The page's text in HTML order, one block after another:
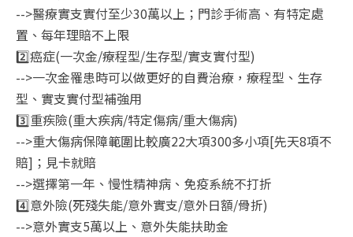
-->醫療實支實付至少30萬以上；門診手術高、有特定處
置、每年理賠不上限
2️⃣癌症(一次金/療程型/生存型/實支實付型)
-->一次金罹患時可以做更好的自費治療，療程型、生存
型、實支實付型補強用
3️⃣重疾險(重大疾病/特定傷病/重大傷病)
-->重大傷病保障範圍比較廣22大項300多小項[先天8項不
賠]；見卡就賠
-->選擇第一年、慢性精神病、免疫系統不打折
4️⃣意外險(死殘失能/意外實支/意外日額/骨折)
-->意外實支5萬以上、意外失能扶助金